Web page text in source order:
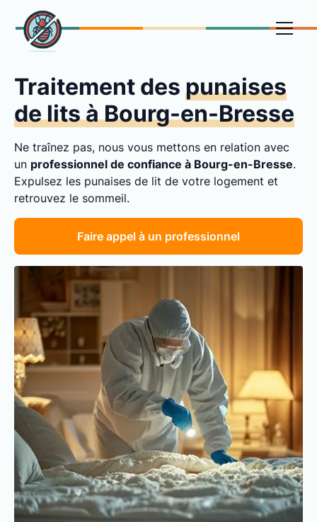
Traitement des punaises
de lits à Bourg-en-Bresse
Ne traînez pas, nous vous mettons en relation avec
un professionnel de confiance à Bourg-en-Bresse.
Expulsez les punaises de lit de votre logement et
retrouvez le sommeil.
Faire appel à un professionnel